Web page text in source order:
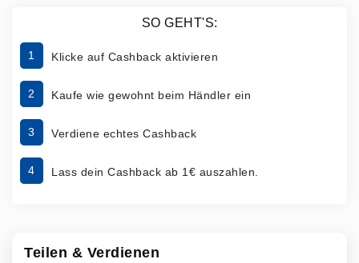
SO GEHT'S:
1 Klicke auf Cashback aktivieren
2 Kaufe wie gewohnt beim Händler ein
3 Verdiene echtes Cashback
4 Lass dein Cashback ab 1€ auszahlen.
Teilen & Verdienen